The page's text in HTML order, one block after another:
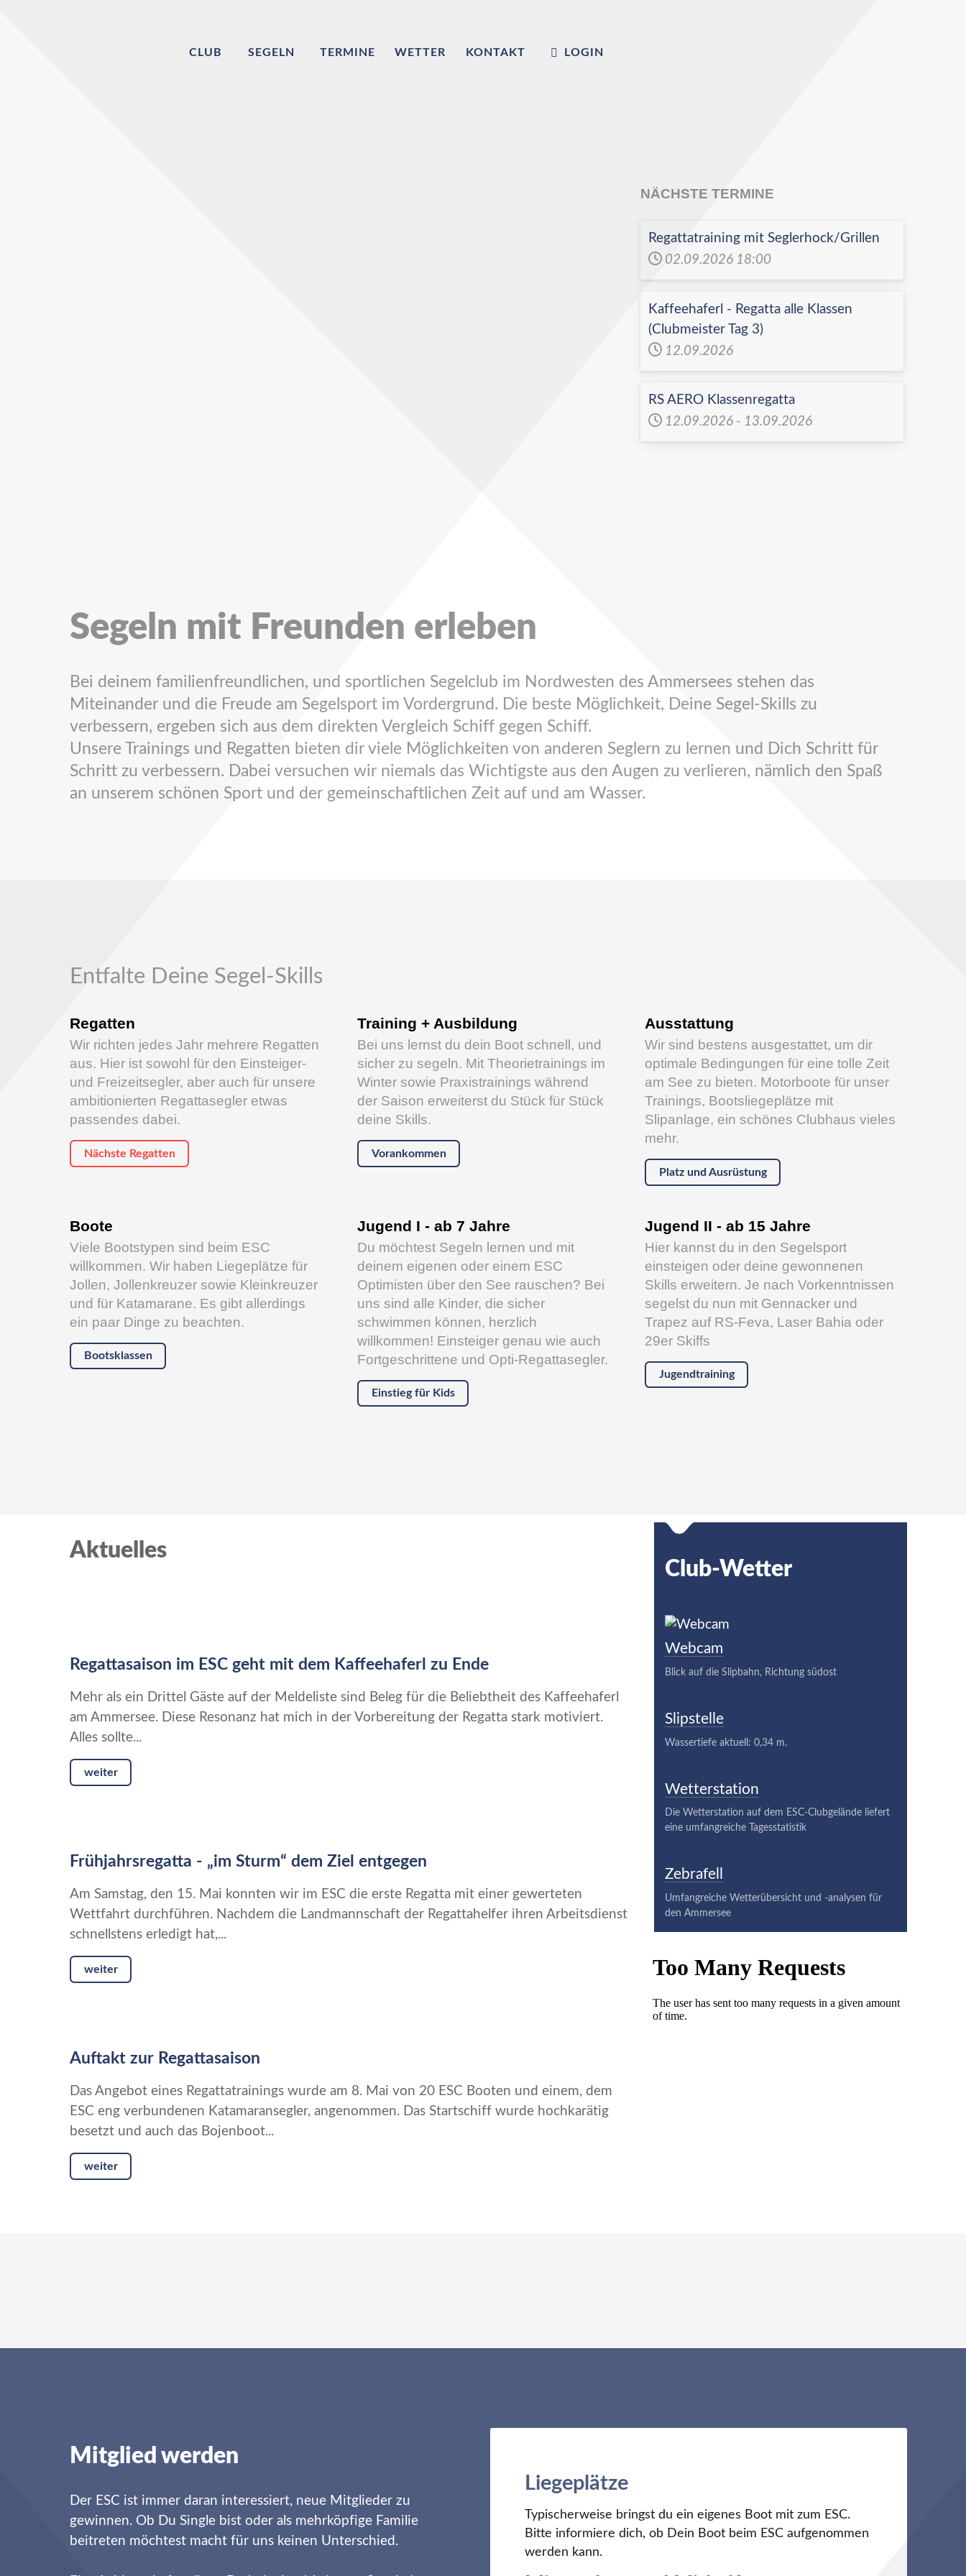
CLUB SEGELN TERMINE WETTER KONTAKT LOGIN
NÄCHSTE TERMINE
Regattatraining mit Seglerhock/Grillen
02.09.2026 18:00
Kaffeehaferl - Regatta alle Klassen
(Clubmeister Tag 3)
12.09.2026
RS AERO Klassenregatta
12.09.2026 - 13.09.2026
Segeln mit Freunden erleben
Bei deinem familienfreundlichen, und sportlichen Segelclub im Nordwesten des Ammersees stehen das
Miteinander und die Freude am Segelsport im Vordergrund. Die beste Möglichkeit, Deine Segel-Skills zu
verbessern, ergeben sich aus dem direkten Vergleich Schiff gegen Schiff.
Unsere Trainings und Regatten bieten dir viele Möglichkeiten von anderen Seglern zu lernen und Dich Schritt für
Schritt zu verbessern. Dabei versuchen wir niemals das Wichtigste aus den Augen zu verlieren, nämlich den Spaß
an unserem schönen Sport und der gemeinschaftlichen Zeit auf und am Wasser.
Entfalte Deine Segel-Skills
Regatten
Wir richten jedes Jahr mehrere Regatten
aus. Hier ist sowohl für den Einsteiger-
und Freizeitsegler, aber auch für unsere
ambitionierten Regattasegler etwas
passendes dabei.
Nächste Regatten
Training + Ausbildung
Bei uns lernst du dein Boot schnell, und
sicher zu segeln. Mit Theorietrainings im
Winter sowie Praxistrainings während
der Saison erweiterst du Stück für Stück
deine Skills.
Vorankommen
Ausstattung
Wir sind bestens ausgestattet, um dir
optimale Bedingungen für eine tolle Zeit
am See zu bieten. Motorboote für unser
Trainings, Bootsliegeplätze mit
Slipanlage, ein schönes Clubhaus vieles
mehr.
Platz und Ausrüstung
Boote
Viele Bootstypen sind beim ESC
willkommen. Wir haben Liegeplätze für
Jollen, Jollenkreuzer sowie Kleinkreuzer
und für Katamarane. Es gibt allerdings
ein paar Dinge zu beachten.
Bootsklassen
Jugend I - ab 7 Jahre
Du möchtest Segeln lernen und mit
deinem eigenen oder einem ESC
Optimisten über den See rauschen? Bei
uns sind alle Kinder, die sicher
schwimmen können, herzlich
willkommen! Einsteiger genau wie auch
Fortgeschrittene und Opti-Regattasegler.
Einstieg für Kids
Jugend II - ab 15 Jahre
Hier kannst du in den Segelsport
einsteigen oder deine gewonnenen
Skills erweitern. Je nach Vorkenntnissen
segelst du nun mit Gennacker und
Trapez auf RS-Feva, Laser Bahia oder
29er Skiffs
Jugendtraining
Aktuelles
Regattasaison im ESC geht mit dem Kaffeehaferl zu Ende
Mehr als ein Drittel Gäste auf der Meldeliste sind Beleg für die Beliebtheit des Kaffeehaferl
am Ammersee. Diese Resonanz hat mich in der Vorbereitung der Regatta stark motiviert.
Alles sollte...
weiter
Frühjahrsregatta - „im Sturm“ dem Ziel entgegen
Am Samstag, den 15. Mai konnten wir im ESC die erste Regatta mit einer gewerteten
Wettfahrt durchführen. Nachdem die Landmannschaft der Regattahelfer ihren Arbeitsdienst
schnellstens erledigt hat,...
weiter
Auftakt zur Regattasaison
Das Angebot eines Regattatrainings wurde am 8. Mai von 20 ESC Booten und einem, dem
ESC eng verbundenen Katamaransegler, angenommen. Das Startschiff wurde hochkarätig
besetzt und auch das Bojenboot...
weiter
Club-Wetter
Webcam
Blick auf die Slipbahn, Richtung südost
Slipstelle
Wassertiefe aktuell: 0,34 m.
Wetterstation
Die Wetterstation auf dem ESC-Clubgelände liefert
eine umfangreiche Tagesstatistik
Zebrafell
Umfangreiche Wetterübersicht und -analysen für
den Ammersee
Mitglied werden
Der ESC ist immer daran interessiert, neue Mitglieder zu
gewinnen. Ob Du Single bist oder als mehrköpfige Familie
beitreten möchtest macht für uns keinen Unterschied.
Liegeplätze
Typischerweise bringst du ein eigenes Boot mit zum ESC.
Bitte informiere dich, ob Dein Boot beim ESC aufgenommen
werden kann.